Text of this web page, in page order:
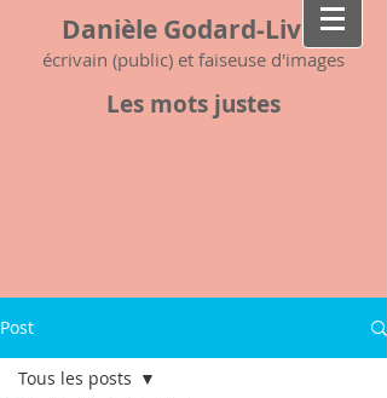
Danièle Godard-Livet
écrivain (public) et faiseuse d'images
Les mots justes
Post
Tous les posts